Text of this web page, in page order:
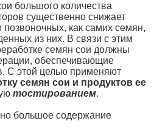
большого количества
существенно снижает
как самих семян,
из них. В связи с этим
семян сои должны
обеспечивающие
С этой целью применяют
семян сои и продуктов ее
тостированием.
большое содержание